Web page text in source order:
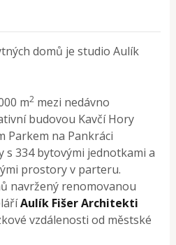
domů je studio Aulík
m2 mezi nedávno
budovou Kavčí Hory
Parkem na Pankráci
s 334 bytovými jednotkami a
prostory v parteru.
navržený renomovanou
Aulík Fišer Architekti
vzdálenosti od městské